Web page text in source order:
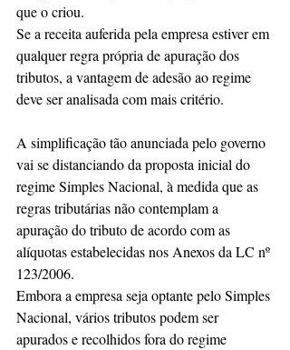
que o criou.
Se a receita auferida pela empresa estiver em
qualquer regra própria de apuração dos
tributos, a vantagem de adesão ao regime
deve ser analisada com mais critério.
A simplificação tão anunciada pelo governo
vai se distanciando da proposta inicial do
regime Simples Nacional, à medida que as
regras tributárias não contemplam a
apuração do tributo de acordo com as
alíquotas estabelecidas nos Anexos da LC nº
123/2006.
Embora a empresa seja optante pelo Simples
Nacional, vários tributos podem ser
apurados e recolhidos fora do regime